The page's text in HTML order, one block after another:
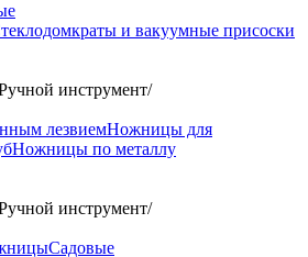
и вакуумные присоски
инструмент/
лезвиемНожницы для
Ножницы по металлу
инструмент/
Садовые